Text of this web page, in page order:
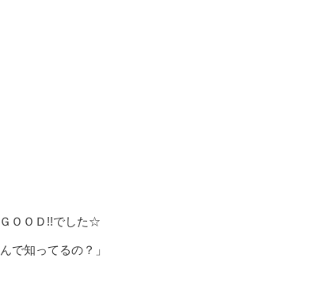
ＯＯＤ!!でした☆
で知ってるの？」